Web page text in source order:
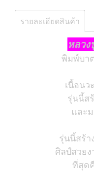
รายละเอียดสินค้า
หลว
พิมพ์บา
เนื้อน
รุ่นนี้ส
และ
รุ่นนี้สร้า
ศิลป์สวย
ที่สุด